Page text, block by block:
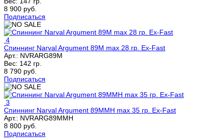
8 900 руб.
Подписаться
4
Спиннинг Narval Argument 89M max 28 гр. Ex-Fast
Арт.: NVRARG89M
Вес: 142 гр.
8 790 руб.
Подписаться
3
Спиннинг Narval Argument 89MMH max 35 гр. Ex-Fast
Арт.: NVRARG89MMH
8 800 руб.
Подписаться